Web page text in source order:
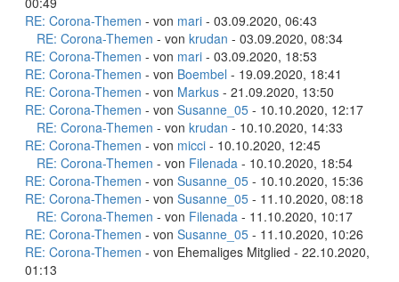
RE: Corona-Themen - von mari - 03.09.2020, 06:43
RE: Corona-Themen - von krudan - 03.09.2020, 08:34
RE: Corona-Themen - von mari - 03.09.2020, 18:53
RE: Corona-Themen - von Boembel - 19.09.2020, 18:41
RE: Corona-Themen - von Markus - 21.09.2020, 13:50
RE: Corona-Themen - von Susanne_05 - 10.10.2020, 12:17
RE: Corona-Themen - von krudan - 10.10.2020, 14:33
RE: Corona-Themen - von micci - 10.10.2020, 12:45
RE: Corona-Themen - von Filenada - 10.10.2020, 18:54
RE: Corona-Themen - von Susanne_05 - 10.10.2020, 15:36
RE: Corona-Themen - von Susanne_05 - 11.10.2020, 08:18
RE: Corona-Themen - von Filenada - 11.10.2020, 10:17
RE: Corona-Themen - von Susanne_05 - 11.10.2020, 10:26
RE: Corona-Themen - von Ehemaliges Mitglied - 22.10.2020,
01:13